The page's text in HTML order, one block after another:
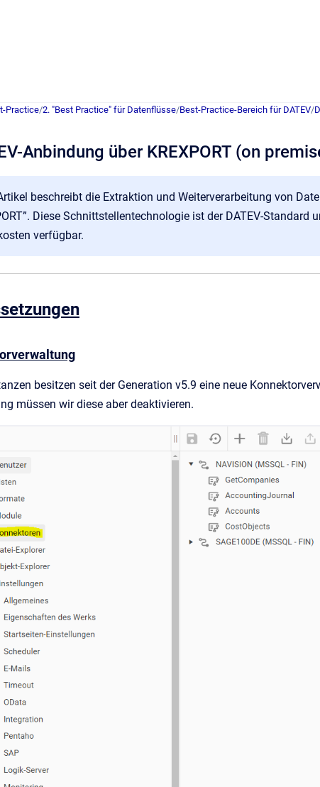
Practice/2. "Best Practice" für Datenflüsse/Best-Practice-Bereich für DATEV/
Anbindung über KREXPORT (on
beschreibt die Extraktion und Weiterverarbeitung von
Diese Schnittstellentechnologie ist der DATEV-
verfügbar.
besitzen seit der Generation v5.9 eine neue
müssen wir diese aber deaktivieren.